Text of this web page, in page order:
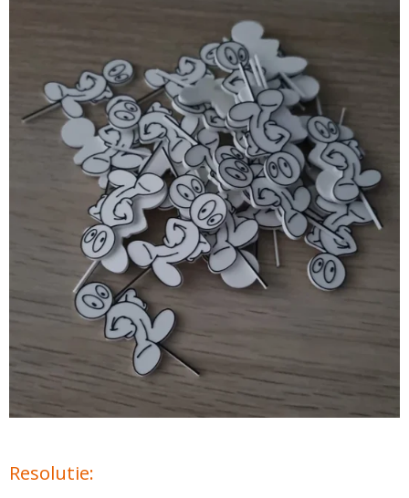
Resolutie: